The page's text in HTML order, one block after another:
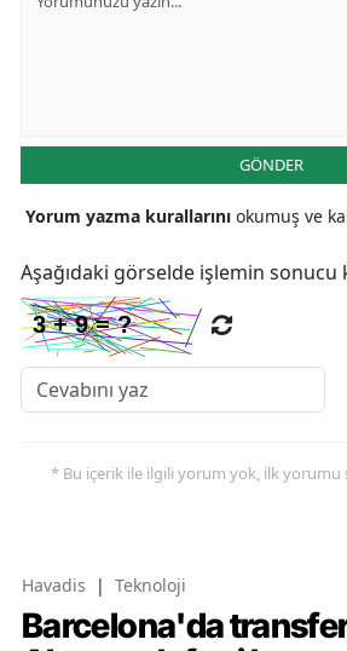
GÖNDER
Yorum yazma kurallarını okumuş ve
Aşağıdaki görselde işlemin sonucu
* Bu içerik ile ilgili yorum yok, ilk yorumu
Havadis | Teknoloji
Barcelona'da